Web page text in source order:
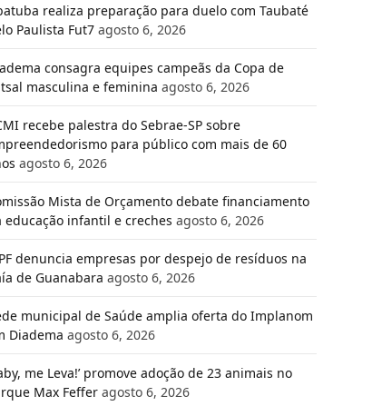
realiza preparação para duelo com Taubaté
Paulista Fut7 agosto 6, 2026
consagra equipes campeãs da Copa de
masculina e feminina agosto 6, 2026
recebe palestra do Sebrae-SP sobre
para público com mais de 60
agosto 6, 2026
Mista de Orçamento debate financiamento
educação infantil e creches agosto 6, 2026
denuncia empresas por despejo de resíduos na
de Guanabara agosto 6, 2026
municipal de Saúde amplia oferta do Implanom
Diadema agosto 6, 2026
me Leva!’ promove adoção de 23 animais no
Max Feffer agosto 6, 2026